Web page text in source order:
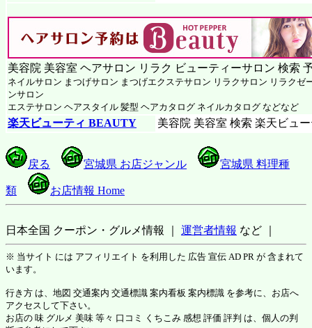
美容院 美容室 ヘアサロン リラク ビューティーサロン 検索
ネイルサロン まつげサロン まつげエクステサロン リラクサロン リラクゼ
ンサロン
エステサロン ヘアスタイル 髪型 ヘアカタログ ネイルカタログ などなど
楽天ビューティ BEAUTY 美容院 美容室 検索 楽天ビュ
戻る 宮城県 お店ジャンル 宮城県 料理種
類 お店情報 Home
日本全国 クーポン・グルメ情報 ｜ 運営者情報 など ｜
※ 当サイト には アフィリエイト を利用した 広告 宣伝 AD PR が 含まれて
います。
行き方 は、地図 交通案内 交通標識 案内看板 案内標識 を参考に、お店へ
アクセスして下さい。
お店の 味 グルメ 美味 等々 口コミ くちこみ 感想 評価 評判 は、個人の判